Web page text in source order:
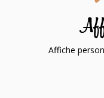
Affiche